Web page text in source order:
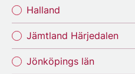
Halland
Jämtland Härjedalen
Jönköpings län